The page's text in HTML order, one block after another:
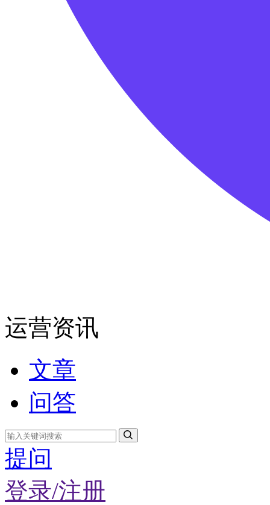
运营资讯
文章
问答
提问
登录/注册